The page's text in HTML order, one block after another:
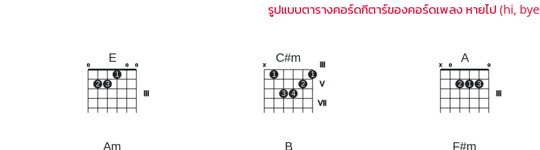
รูปแบบตารางคอร์ดกีตาร์ของคอร์ดเพลง หายไป (hi,
E
o
2 3
1
o o
C#m
V
VII
x
1
3 4
2
1
A
x o
2 1 3
o
Am B F#m